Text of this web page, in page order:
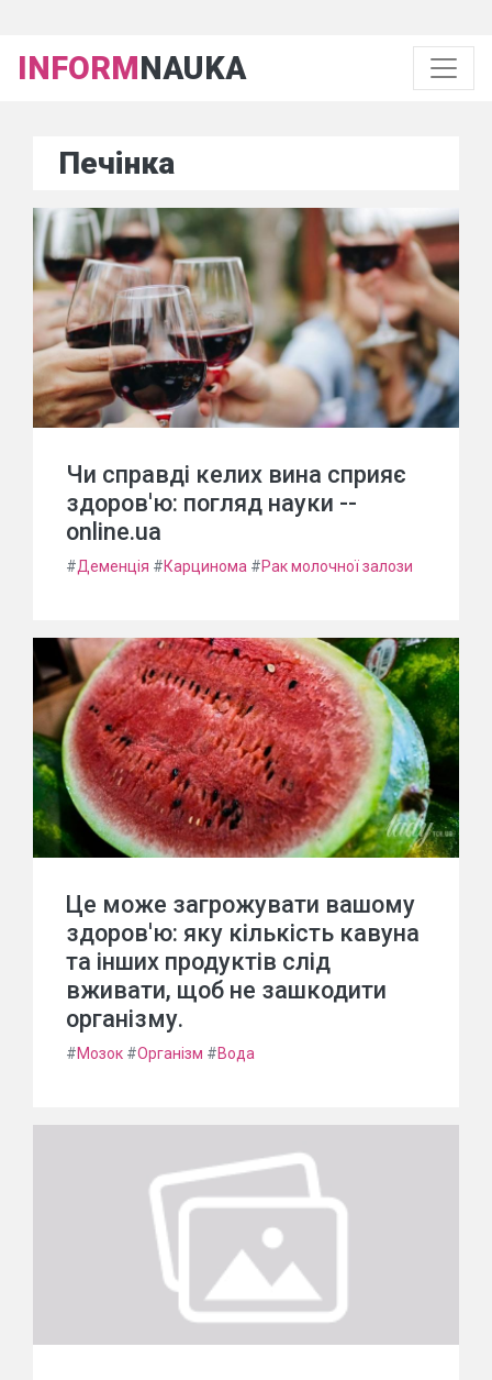
INFORMNAUKA
Печінка
Чи справді келих вина сприяє
здоров'ю: погляд науки --
online.ua
#Деменція #Карцинома #Рак молочної залози
Це може загрожувати вашому
здоров'ю: яку кількість кавуна
та інших продуктів слід
вживати, щоб не зашкодити
організму.
#Мозок #Організм #Вода